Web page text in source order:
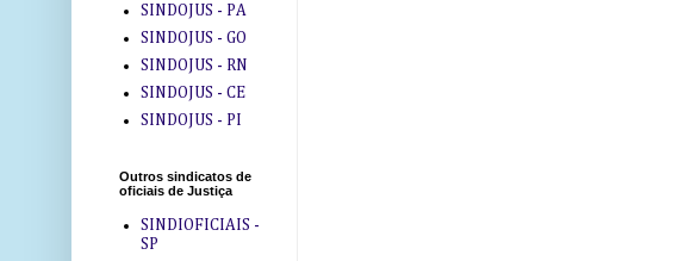
SINDOJUS - PA
SINDOJUS - GO
SINDOJUS - RN
SINDOJUS - CE
SINDOJUS - PI
Outros sindicatos de
oficiais de Justiça
SINDIOFICIAIS -
SP